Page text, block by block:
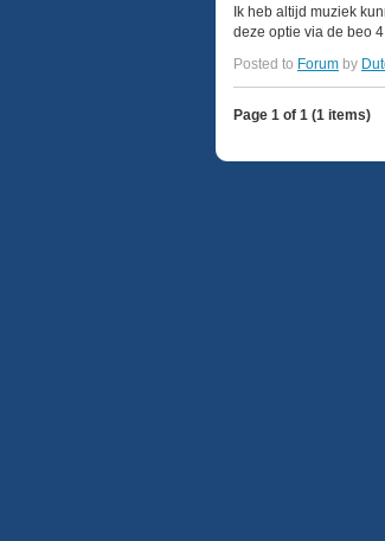
Ik heb altijd muziek
deze optie via de beo
Posted to Forum by
Page 1 of 1 (1 items)